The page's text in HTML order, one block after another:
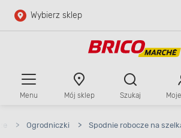
Przejdź do głównej zawartości
Wybierz sklep
Menu Mój sklep Szukaj
> Ogrodniczki > Spodnie robocze na